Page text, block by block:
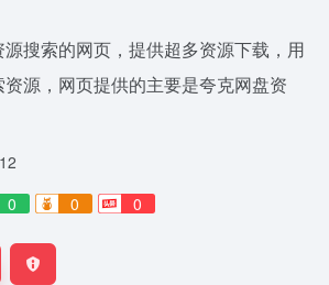
搜索的网页，提供超多资源下载，用
源，网页提供的主要是夸克网盘资
0 0 0